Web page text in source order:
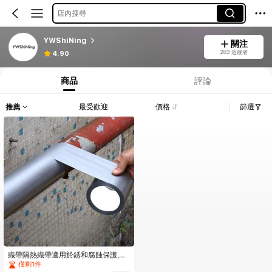
店內搜尋
YWShiNing
4.90
關注
283 追蹤者
商品 評論
推薦 最受歡迎 價格 篩選
織帶隔熱織帶適用於銹和腐蝕保護,引
流修復,空調包裝繃帶
僅剩1件